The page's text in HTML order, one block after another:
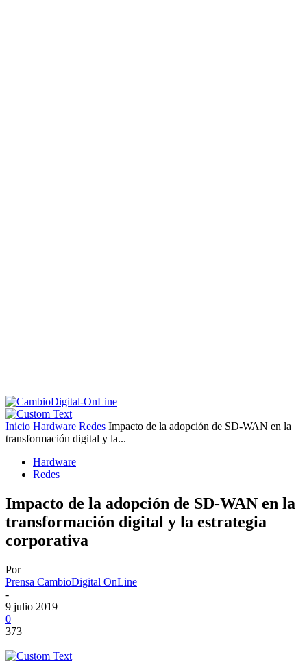
Inicio Hardware Redes Impacto de la adopción de SD-WAN en la
transformación digital y la...
Hardware
Redes
Impacto de la adopción de SD-WAN en la
transformación digital y la estrategia
corporativa
Por
Prensa CambioDigital OnLine
-
9 julio 2019
0
373